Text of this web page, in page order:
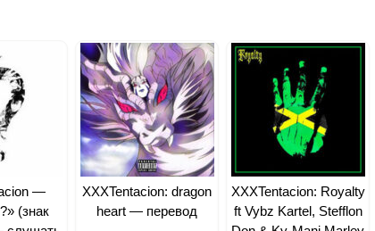
—
(знак
XXXTentacion: dragon
heart — перевод
XXXTentacion: Royalty
ft Vybz Kartel, Stefflon